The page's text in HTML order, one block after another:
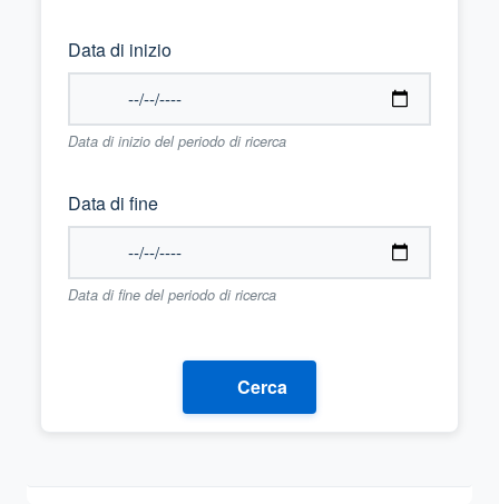
Data di inizio
Data di inizio del periodo di ricerca
Data di fine
Data di fine del periodo di ricerca
Cerca